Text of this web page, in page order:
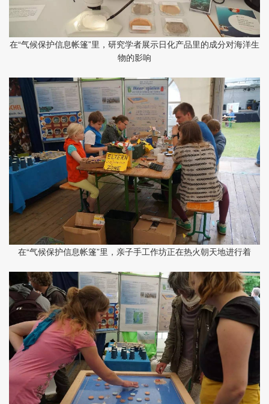
在“气候保护信息帐篷”里，研究学者展示日化产品里的成分对海洋生
物的影响
在“气候保护信息帐篷”里，亲子手工作坊正在热火朝天地进行着